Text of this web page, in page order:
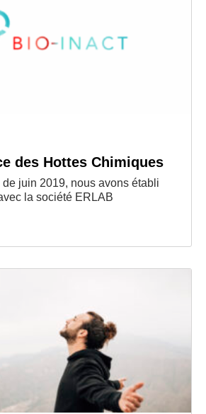
des Hottes Chimiques
juin 2019, nous avons établi
la société ERLAB